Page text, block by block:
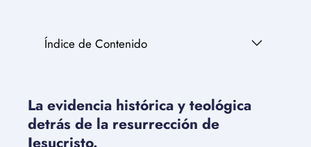
Índice de Contenido
La evidencia histórica y teológica
detrás de la resurrección de
Jesucristo.